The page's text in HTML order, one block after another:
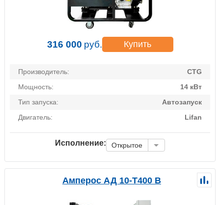
316 000 руб. Купить
Производитель:
CTG
Мощность:
14 кВт
Тип запуска:
Автозапуск
Двигатель:
Lifan
Исполнение: Открытое
Амперос АД 10-Т400 B